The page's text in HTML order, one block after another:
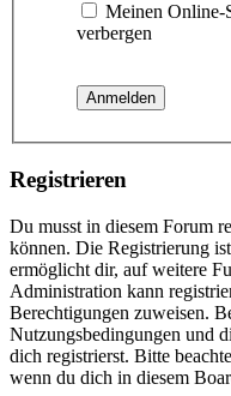
Meinen Online-
verbergen
Registrieren
Du musst in diesem Forum
können. Die Registrierung
ermöglicht dir, auf weitere
Administration kann
Berechtigungen zuweisen.
Nutzungsbedingungen und
dich registrierst. Bitte
wenn du dich in diesem